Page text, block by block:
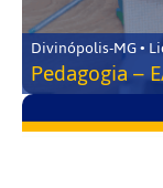
Divinópolis-MG •
Pedagogia –